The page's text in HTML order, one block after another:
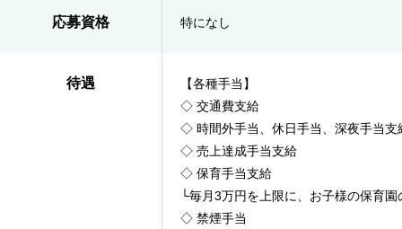
応募資格 特になし
待遇
【各種手当】
◇ 交通費支給
◇ 時間外手当、休日手当、深夜手当支
◇ 売上達成手当支給
◇ 保育手当支給
└毎月3万円を上限に、お子様の保育
◇ 禁煙手当